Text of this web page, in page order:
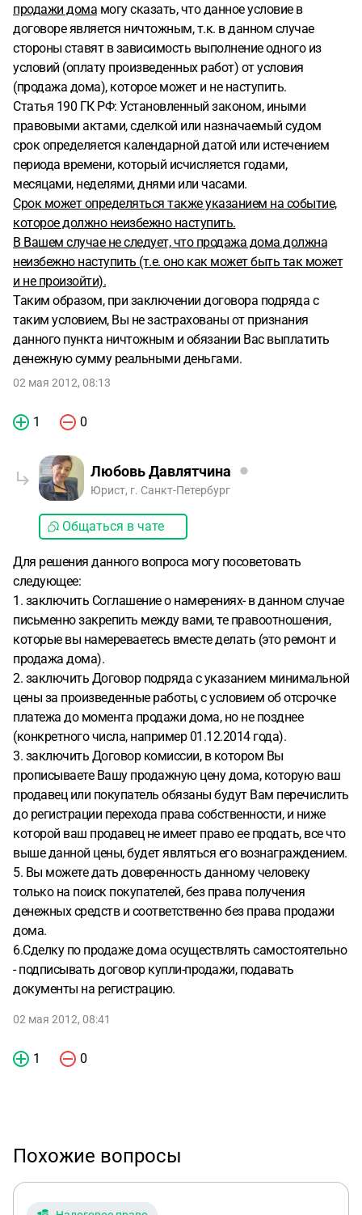
продажи дома могу сказать, что данное условие в
договоре является ничтожным, т.к. в данном случае
стороны ставят в зависимость выполнение одного из
условий (оплату произведенных работ) от условия
(продажа дома), которое может и не наступить.
Статья 190 ГК РФ: Установленный законом, иными
правовыми актами, сделкой или назначаемый судом
срок определяется календарной датой или истечением
периода времени, который исчисляется годами,
месяцами, неделями, днями или часами.
Срок может определяться также указанием на событие,
которое должно неизбежно наступить.
В Вашем случае не следует, что продажа дома должна
неизбежно наступить (т.е. оно как может быть так может
и не произойти).
Таким образом, при заключении договора подряда с
таким условием, Вы не застрахованы от признания
данного пункта ничтожным и обязании Вас выплатить
денежную сумму реальными деньгами.
02 мая 2012, 08:13
1 0
Любовь Давлятчина
Юрист, г. Санкт-Петербург
Общаться в чате
Для решения данного вопроса могу посоветовать
следующее:
1. заключить Соглашение о намерениях- в данном случае
письменно закрепить между вами, те правоотношения,
которые вы намереваетесь вместе делать (это ремонт и
продажа дома).
2. заключить Договор подряда с указанием минимальной
цены за произведенные работы, с условием об отсрочке
платежа до момента продажи дома, но не позднее
(конкретного числа, например 01.12.2014 года).
3. заключить Договор комиссии, в котором Вы
прописываете Вашу продажную цену дома, которую ваш
продавец или покупатель обязаны будут Вам перечислить
до регистрации перехода права собственности, и ниже
которой ваш продавец не имеет право ее продать, все что
выше данной цены, будет являться его вознаграждением.
5. Вы можете дать доверенность данному человеку
только на поиск покупателей, без права получения
денежных средств и соответственно без права продажи
дома.
6.Сделку по продаже дома осуществлять самостоятельно
- подписывать договор купли-продажи, подавать
документы на регистрацию.
02 мая 2012, 08:41
1 0
Похожие вопросы